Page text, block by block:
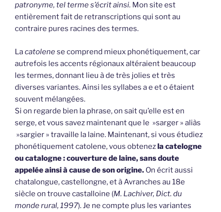
patronyme, tel terme s’écrit ainsi. Mon site est
entièrement fait de retranscriptions qui sont au
contraire pures racines des termes.
Lacatolenese comprend mieux phonétiquement, car
autrefois les accents régionaux altéraient beaucoup
les termes, donnant lieu à de très jolies et très
diverses variantes. Ainsi les syllabes a e et o étaient
souvent mélangées.
Si on regarde bien la phrase, on sait qu’elle est en
serge, et vous savez maintenant que le »sarger » aliàs
»sargier » travaille la laine. Maintenant, si vous étudiez
phonétiquement catolene, vous obtenezla catelogne
ou catalogne : couverture de laine, sans doute
appelée ainsi à cause de son origine. On écrit aussi
chatalongue, castellongne, et à Avranches au 18e
siècle on trouve castalloine (M. Lachiver, Dict. du
monde rural, 1997). Je ne compte plus les variantes